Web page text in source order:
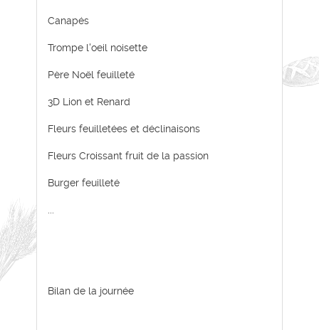
Canapés
Trompe l'oeil noisette
Père Noël feuilleté
3D Lion et Renard
Fleurs feuilletées et déclinaisons
Fleurs Croissant fruit de la passion
Burger feuilleté
Bilan de la journée